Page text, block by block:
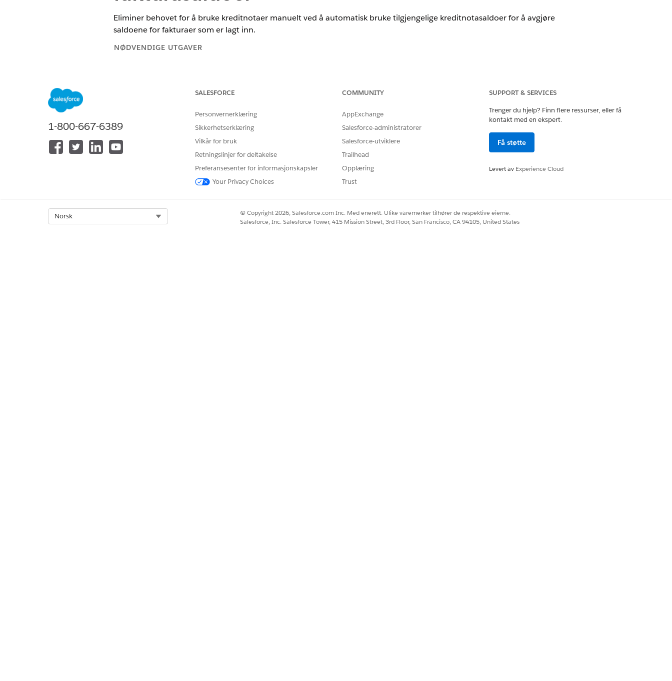
Eliminer behovet for å bruke kreditnotaer manuelt ved å automatisk bruke tilgjengelige kreditnotasaldoer for å avgjøre
saldoene for fakturaer som er lagt inn.
NØDVENDIGE UTGAVER
Enterprise,Unlimitedog Revenue Cloud Advanced-lisensen eller Revenue Cloud Billing-lisensen
Når faktureringsadministratoren din
aktiverer funksjonen Bruk kreditter på innlagte fakturaer
, bruker systemet automatisk
saldoen i kreditnotaen for å avgjøre saldoen på innlagte fakturaer basert på
.
Den automatiske kredittprosessen kjøres umiddelbart etter at fakturaer har blitt lagt inn, ved å bruke en av disse metodene:
planlagt fakturakjøring er fullført.
1-800-667-6389
SALESFORCE
Personvernerklæring
Sikkerhetserklæring
Vilkår for bruk
Retningslinjer for deltakelse
Preferansesenter for informasjonskapsler
Your Privacy Choices
COMMUNITY
AppExchange
Salesforce-administratorer
Salesforce-utviklere
Trailhead
Opplæring
Trust
SUPPORT & SERVICES
Trenger du hjelp? Finn flere ressurser, eller få
kontakt med en ekspert.
Få støtte
Levert av Experience Cloud
Norsk
© Copyright 2026, Salesforce.com Inc. Med enerett. Ulike varemerker tilhører de respektive eierne.
Salesforce, Inc. Salesforce Tower, 415 Mission Street, 3rd Floor, San Francisco, CA 94105, United States